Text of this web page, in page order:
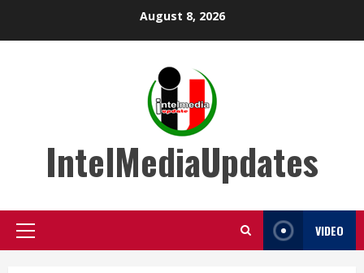
August 8, 2026
IntelMediaUpdates
Primary
VIDEO